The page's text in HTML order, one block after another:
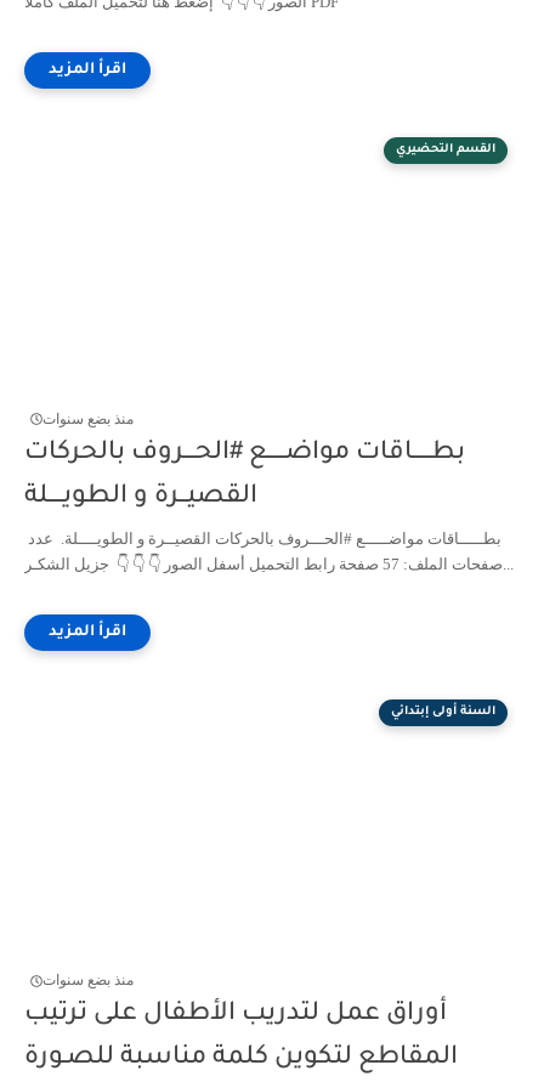
القسم التحضيري
منذ بضع سنوات
بطـــــاقات مواضـــــع #الحـــروف بالحركات
القصيــرة و الطويــــلة
السنة أولى إبتدائي
منذ بضع سنوات
أوراق عمل لتدريب الأطفال على ترتيب
المقاطع لتكوين كلمة مناسبة للصـورة